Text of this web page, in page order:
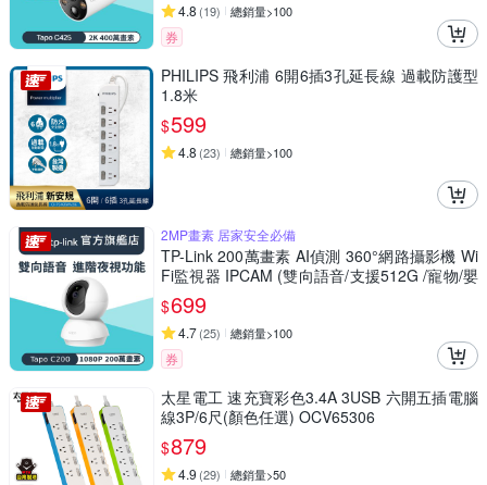
4.8 (19) 總銷量>100
券
PHILIPS 飛利浦 6開6插3孔延長線 過載防護型
1.8米
$599
4.8 (23) 總銷量>100
2MP畫素 居家安全必備
TP-Link 200萬畫素 AI偵測 360°網路攝影機 Wi
Fi監視器 IPCAM (雙向語音/支援512G /寵物/嬰
兒/長輩/Tapo C200)
$699
4.7(25) 總銷量>100
券
太星電工 速充寶彩色3.4A 3USB 六開五插電腦
線3P/6尺(顏色任選) OCV65306
$879
4.9 (29) 總銷量>50